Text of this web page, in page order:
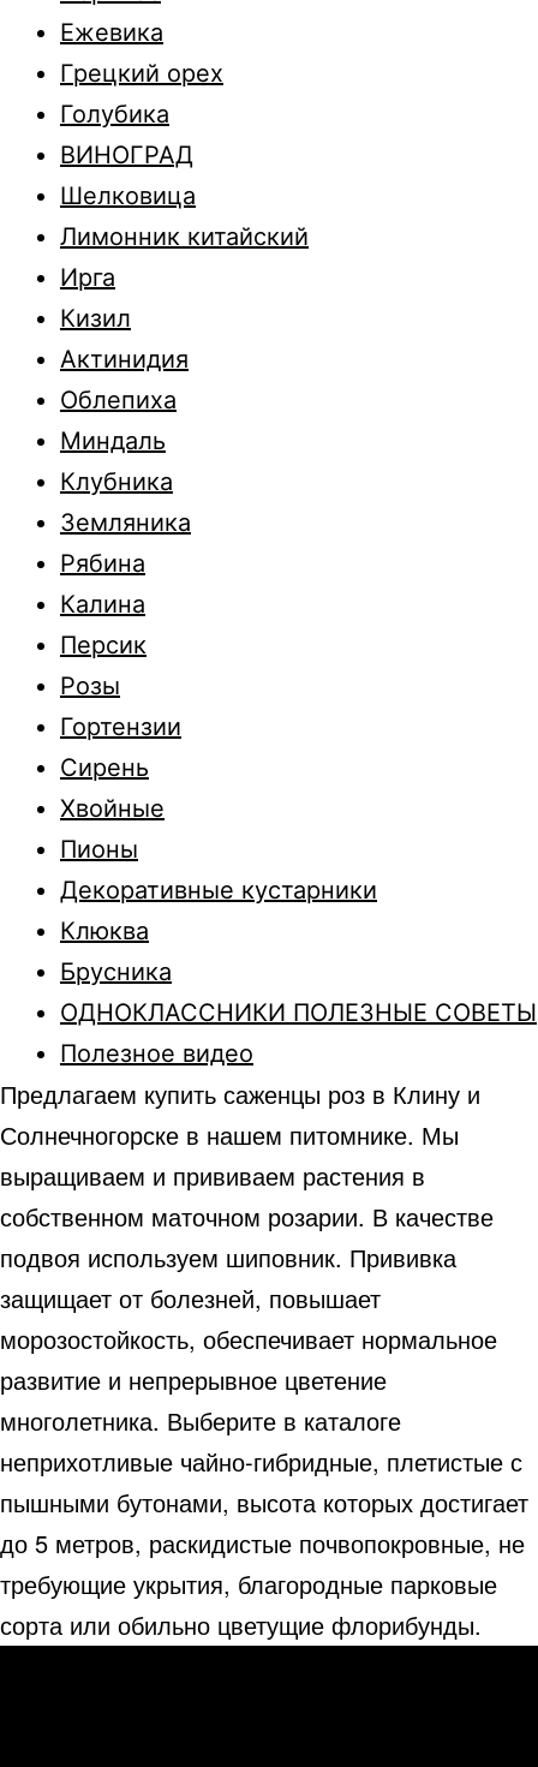
Ежевика
Грецкий орех
Голубика
ВИНОГРАД
Шелковица
Лимонник китайский
Ирга
Кизил
Актинидия
Облепиха
Миндаль
Клубника
Земляника
Рябина
Калина
Персик
Розы
Гортензии
Сирень
Хвойные
Пионы
Декоративные кустарники
Клюква
Брусника
ОДНОКЛАССНИКИ ПОЛЕЗНЫЕ СОВЕТЫ
Полезное видео
Предлагаем купить саженцы роз в Клину и
Солнечногорске в нашем питомнике. Мы
выращиваем и прививаем растения в
собственном маточном розарии. В качестве
подвоя используем шиповник. Прививка
защищает от болезней, повышает
морозостойкость, обеспечивает нормальное
развитие и непрерывное цветение
многолетника. Выберите в каталоге
неприхотливые чайно-гибридные, плетистые с
пышными бутонами, высота которых достигает
до 5 метров, раскидистые почвопокровные, не
требующие укрытия, благородные парковые
сорта или обильно цветущие флорибунды.